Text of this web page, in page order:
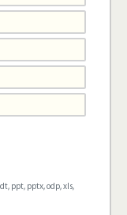
ppt, pptx, odp, xls,